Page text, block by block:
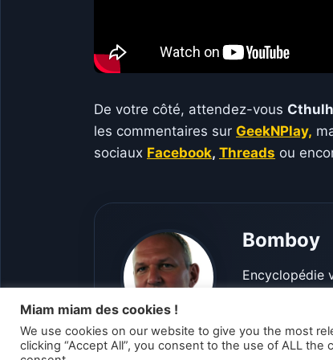
De votre côté, attendez-vous
les commentaires sur GeekNPlay,
sociaux Facebook, Threads ou
Bomboy
Encyclopédie
Miam miam des cookies !
We use cookies on our website to give you the most
clicking “Accept All”, you consent to the use of ALL